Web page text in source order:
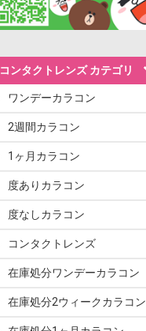
コンタクトレンズ カテゴリ
ワンデーカラコン
2週間カラコン
1ヶ月カラコン
度ありカラコン
度なしカラコン
コンタクトレンズ
在庫処分ワンデーカラコン
在庫処分2ウィークカラコン